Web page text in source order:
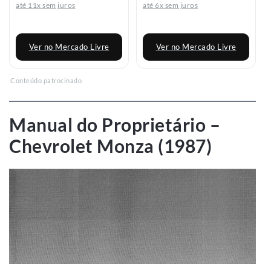
até 11x sem juros
Ver no Mercado Livre
até 6x sem juros
Ver no Mercado Livre
Conteúdo patrocinado
Manual do Proprietário –
Chevrolet Monza (1987)